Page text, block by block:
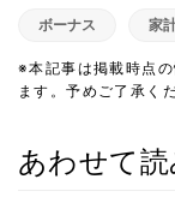
ボーナス 家
※本記事は掲載時点
ます。予めご了承く
あわせて